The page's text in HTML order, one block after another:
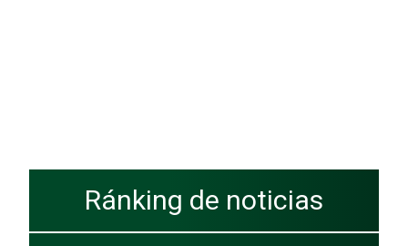
Ránking de noticias